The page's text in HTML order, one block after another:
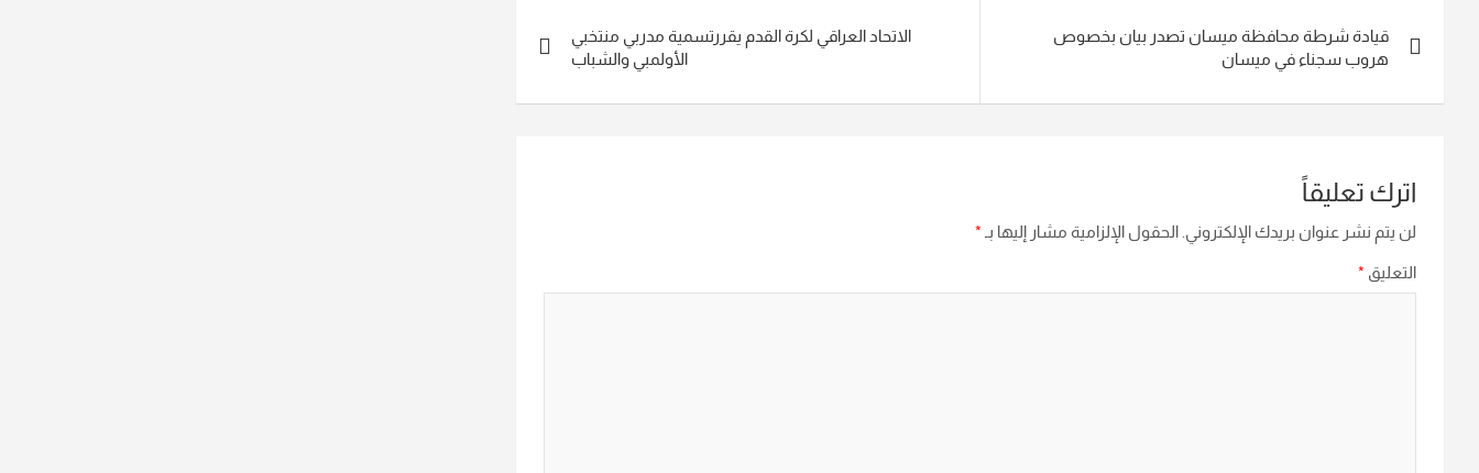
المقالات
قيادة شرطة محافظة ميسان تصدر بيان بخصوص
هروب سجناء في ميسان
الاتحاد العراقي لكرة القدم يقررتسمية مدربي منتخبي
الأولمبي والشباب
اترك تعليقاً
لن يتم نشر عنوان بريدك الإلكتروني. الحقول الإلزامية مشار إليها بـ *
التعليق *